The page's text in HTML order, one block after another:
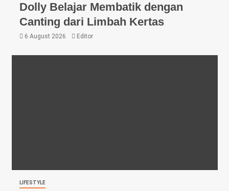
Dolly Belajar Membatik dengan
Canting dari Limbah Kertas
6 August 2026 Editor
LIFESTYLE